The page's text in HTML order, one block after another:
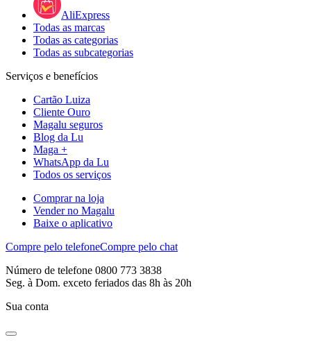
AliExpress
Todas as marcas
Todas as categorias
Todas as subcategorias
Serviços e benefícios
Cartão Luiza
Cliente Ouro
Magalu seguros
Blog da Lu
Maga +
WhatsApp da Lu
Todos os serviços
Comprar na loja
Vender no Magalu
Baixe o aplicativo
Compre pelo telefoneCompre pelo chat
Número de telefone 0800 773 3838
Seg. à Dom. exceto feriados das 8h às 20h
Sua conta